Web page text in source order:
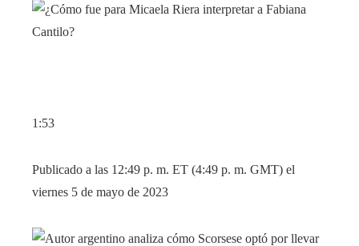
1:53
Publicado a las 12:49 p. m. ET (4:49 p. m. GMT) el
viernes 5 de mayo de 2023